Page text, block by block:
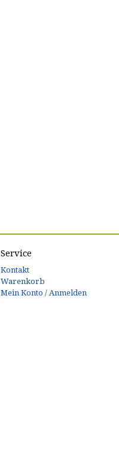
Service
Kontakt
Warenkorb
Mein Konto / Anmelden